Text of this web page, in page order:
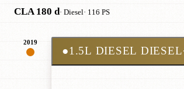
CLA 180 d· Diesel· 116 PS
2019
●1.5L DIESEL DIESEL